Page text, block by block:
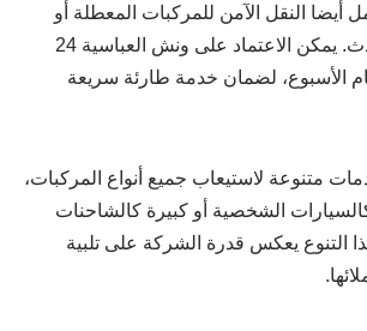
النقل الآمن للمركبات المعطلة أو
المتضررة من الحوادث. يمكن الاعتماد على ونش العباسية 24
الأسبوع، لضمان خدمة طارئة سريعة
متنوعة لاستيعاب جميع أنواع المركبات،
الشخصية أو كبيرة كالشاحنات
التنوع يعكس قدرة الشركة على تلبية